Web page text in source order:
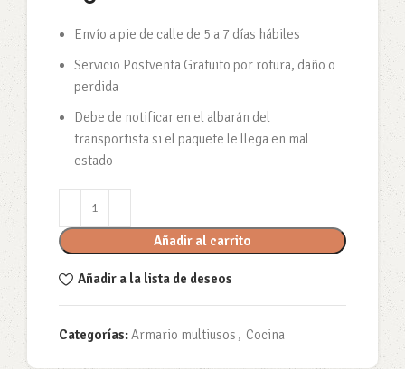
Envío a pie de calle de 5 a 7 días hábiles
Servicio Postventa Gratuito por rotura, daño o
perdida
Debe de notificar en el albarán del
transportista si el paquete le llega en mal
estado
Añadir al carrito
Añadir a la lista de deseos
Categorías:Armario multiusos , Cocina